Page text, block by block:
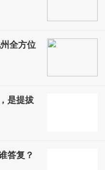
全方位
是提拔
答复？